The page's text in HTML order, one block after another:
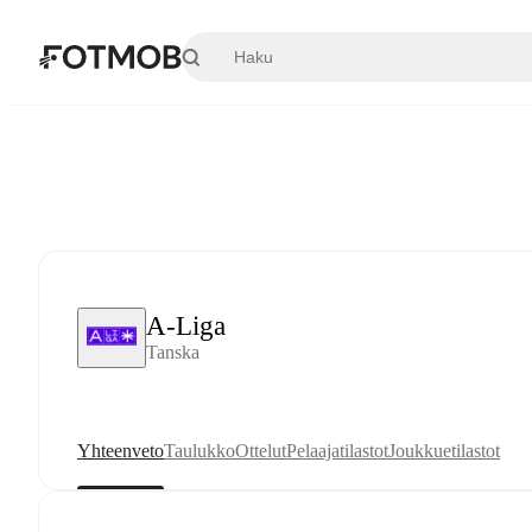
A-Liga
Tanska
YhteenvetoTaulukkoOttelutPelaajatilastotJoukkuetilastot